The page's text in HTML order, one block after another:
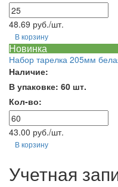
48.69 руб./шт.
В корзину
Новинка
Набор тарелка 205мм
Наличие:
В упаковке: 60 шт.
Кол-во:
43.00 руб./шт.
В корзину
Учетная